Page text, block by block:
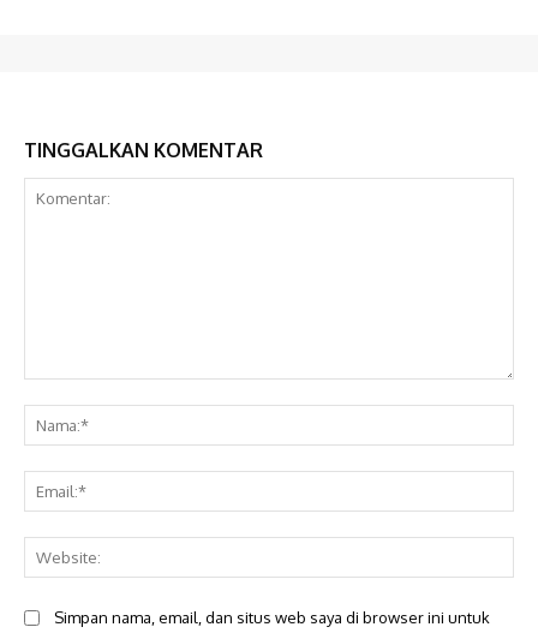
TINGGALKAN KOMENTAR
Simpan nama, email, dan situs web saya di browser ini untuk